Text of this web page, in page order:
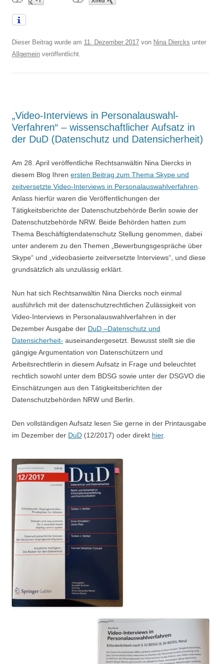
Dieser Beitrag wurde am 11. Dezember 2017 von Nina Diercks unter
Allgemein veröffentlicht.
„Video-Interviews in Personalauswahl-
Verfahren“ – wissenschaftlicher Aufsatz in
der DuD (Datenschutz und Datensicherheit)
Am 28. April veröffentliche Rechtsanwältin Nina Diercks in
diesem Blog Ihren ersten Beitrag zum Thema Skype und
zeitversetzte Video-Interviews in Personalauswahlverfahren
Anlass hierfür waren die Veröffentlichungen der
Tätigkeitsberichte der Datenschutzbehörde Berlin sowie der
Datenschutzbehörde NRW. Beide Behörden hatten zum
Thema Beschäftigtendatenschutz Stellung genommen, dabei
unter anderem zu den Themen „Bewerbungsgespräche über
Skype“ und „videobasierte zeitversetzte Interviews“, und diese
grundsätzlich als unzulässig erklärt.
Nun hat sich Rechtsanwältin Nina Diercks noch einmal
ausführlich mit der datenschutzrechtlichen Zulässigkeit von
Video-Interviews in Personalauswahlverfahren in der
Dezember Ausgabe der DuD –Datenschutz und
Datensicherheit- auseinandergesetzt. Bewusst stellt sie die
gängige Argumentation von Datenschützern und
Arbeitsrechtlerin in diesem Aufsatz in Frage und beleuchtet
rechtlich sowohl unter dem BDSG sowie unter der DSGVO die
Einschätzungen aus den Tätigkeitsberichten der
Datenschutzbehörden NRW und Berlin.
Den vollständigen Aufsatz lesen Sie gerne in der Printausgabe
im Dezember der DuD (12/2017) oder direkt hier.